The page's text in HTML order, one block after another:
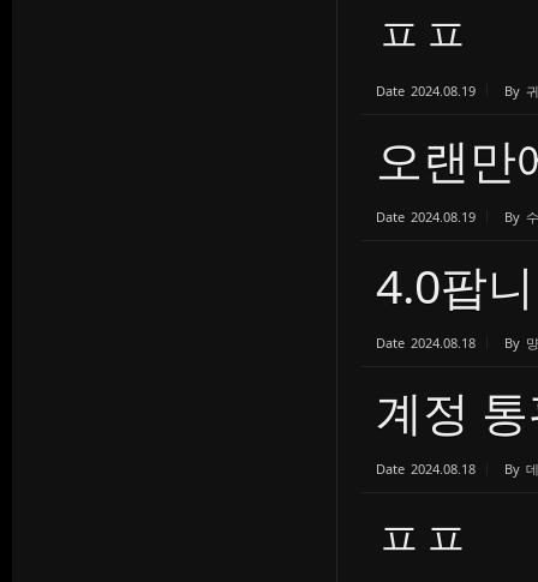
ㅍㅍ
Date 2024.08.19 By
오랜만
Date 2024.08.19 By
4.0팝
Date 2024.08.18 By 먕
계정
Date 2024.08.18 By
ㅍㅍ